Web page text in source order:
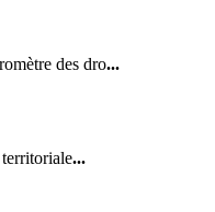
des dro...
...